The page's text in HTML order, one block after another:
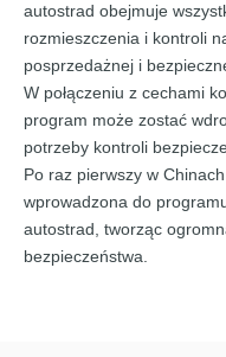
autostrad obejmuje
rozmieszczenia i kontroli
posprzedażnej i
W połączeniu z cechami
program może zostać
potrzeby kontroli
Po raz pierwszy w
wprowadzona do
autostrad, tworząc
bezpieczeństwa.